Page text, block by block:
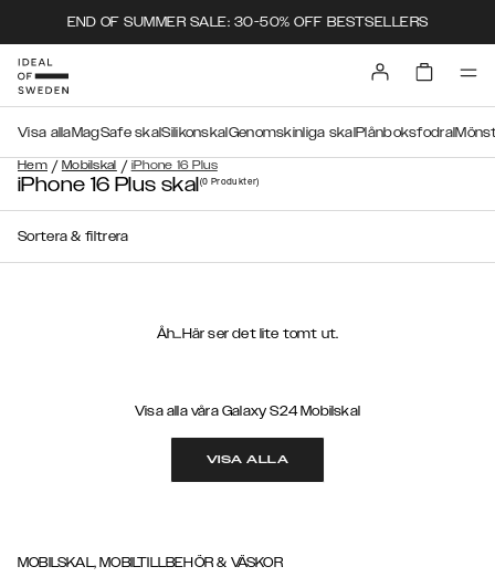
END OF SUMMER SALE: 30-50% OFF BESTSELLERS
Hem / Mobilskal / iPhone 16 Plus
Visa allaMagSafe skalSilikonskal Genomskinliga skal Plånboksfodral
iPhone 16 Plus skal(0 Produkter)
Sortera & filtrera
Åh...Här ser det lite tomt ut.
Visa alla våra Galaxy S24 Mobilskal
VISA ALLA
MOBILSKAL, MOBILTILLBEHÖR & VÄSKOR